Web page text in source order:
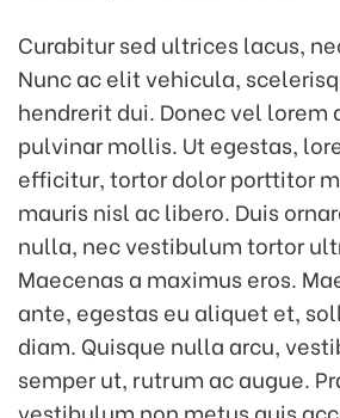
Curabitur sed ultrices lacus,
Nunc ac elit vehicula,
hendrerit dui. Donec vel lorem
pulvinar mollis. Ut egestas,
efficitur, tortor dolor porttitor
mauris nisl ac libero. Duis
nulla, nec vestibulum tortor
Maecenas a maximus eros.
ante, egestas eu aliquet et,
diam. Quisque nulla arcu,
semper ut, rutrum ac augue.